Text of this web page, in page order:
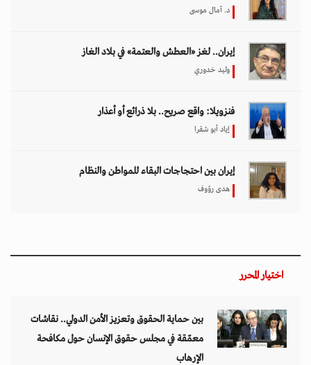
د. آمال موسى
إيران.. لغز «العطش والعتمة» في بلاد الغاز
وليد خدوري
فنزويلا: واقع صريح.. بلا ذرائع أو أعذار
إياد أبو شقرا
إيران بين احتجاجات البقاء للمواطن والنظام
هدى رؤوف
اختيار المحرر
بين حماية الحقوق وتعزيز الأمن الدولي.. نقاشات
معمّقة في مجلس حقوق الإنسان حول مكافحة
الإرهاب